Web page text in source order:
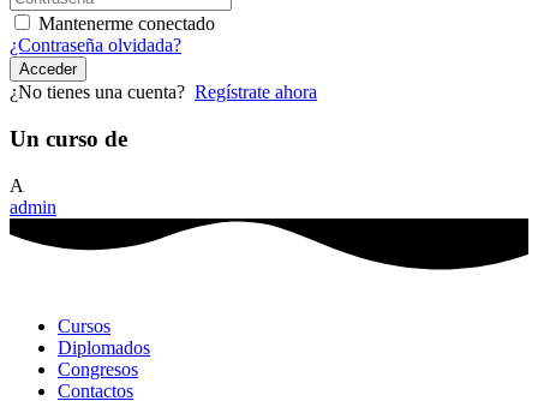
Mantenerme conectado
¿Contraseña olvidada?
Acceder
¿No tienes una cuenta? Regístrate ahora
Un curso de
A
admin
Cursos
Diplomados
Congresos
Contactos